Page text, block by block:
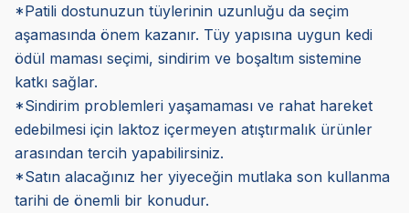
*Patili dostunuzun tüylerinin uzunluğu da seçim
aşamasında önem kazanır. Tüy yapısına uygun kedi
ödül maması seçimi, sindirim ve boşaltım sistemine
katkı sağlar.
*Sindirim problemleri yaşamaması ve rahat hareket
edebilmesi için laktoz içermeyen atıştırmalık ürünler
arasından tercih yapabilirsiniz.
*Satın alacağınız her yiyeceğin mutlaka son kullanma
tarihi de önemli bir konudur.